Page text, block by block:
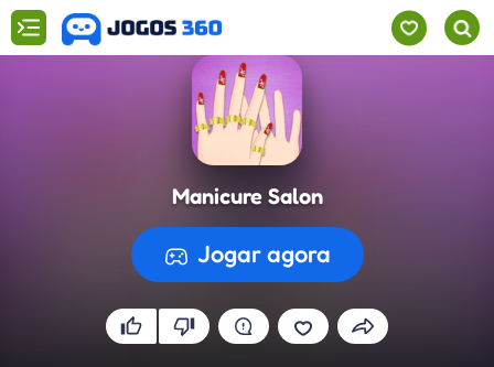
Manicure Salon
Jogar agora
Manicure Salon
CONTINUAR